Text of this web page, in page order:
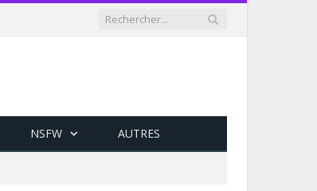
NSFW AUTRES